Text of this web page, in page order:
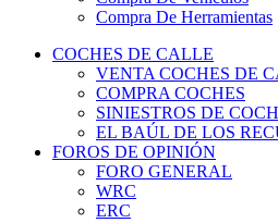
COCHES DE CALLE
VENTA COCHES DE
COMPRA COCHES
SINIESTROS DE
EL BAÚL DE LOS
FOROS DE OPINIÓN
FORO GENERAL
WRC
ERC
CERA